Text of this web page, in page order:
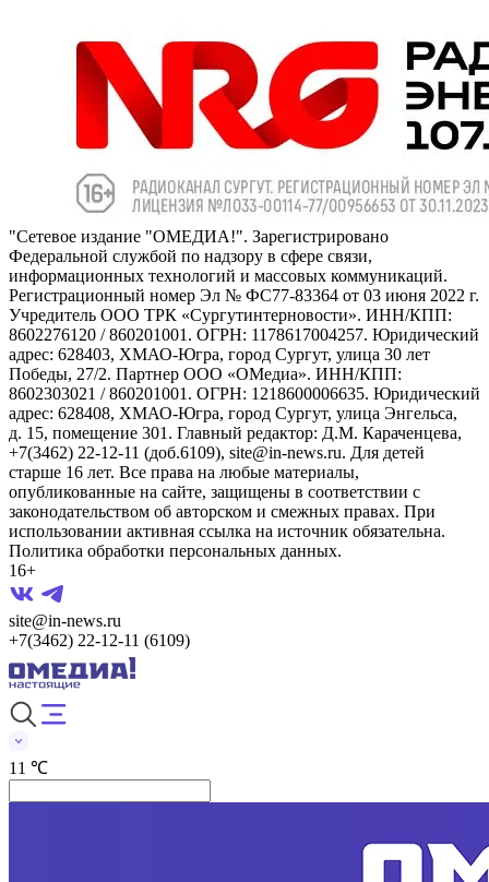
"Сетевое издание "ОМЕДИА!". Зарегистрировано
Федеральной службой по надзору в сфере связи,
информационных технологий и массовых коммуникаций.
Регистрационный номер Эл № ФС77-83364 от 03 июня 2022 г.
Учредитель ООО ТРК «Сургутинтерновости». ИНН/КПП:
8602276120 / 860201001. ОГРН: 1178617004257. Юридический
адрес: 628403, ХМАО-Югра, город Сургут, улица 30 лет
Победы, 27/2. Партнер ООО «ОМедиа». ИНН/КПП:
8602303021 / 860201001. ОГРН: 1218600006635. Юридический
адрес: 628408, ХМАО-Югра, город Сургут, улица Энгельса,
д. 15, помещение 301. Главный редактор: Д.М. Караченцева,
+7(3462) 22-12-11 (доб.6109), site@in-news.ru. Для детей
старше 16 лет. Все права на любые материалы,
опубликованные на сайте, защищены в соответствии с
законодательством об авторском и смежных правах. При
использовании активная ссылка на источник обязательна.
Политика обработки персональных данных.
16+
site@in-news.ru
+7(3462) 22-12-11 (6109)
11 ℃